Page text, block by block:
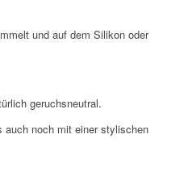
und auf dem Silikon oder
geruchsneutral.
auch noch mit einer stylischen